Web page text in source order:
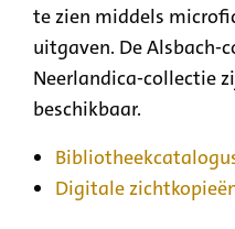
te zien middels
uitgaven. De Alsbach-
Neerlandica-collectie
beschikbaar.
Digitale